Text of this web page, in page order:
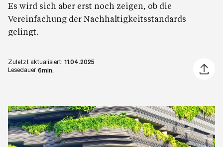
Es wird sich aber erst noch zeigen, ob die
Vereinfachung der Nachhaltigkeitsstandards
gelingt.
Zuletzt aktualisiert: 11.04.2025
Lesedauer 6min.
Artikel